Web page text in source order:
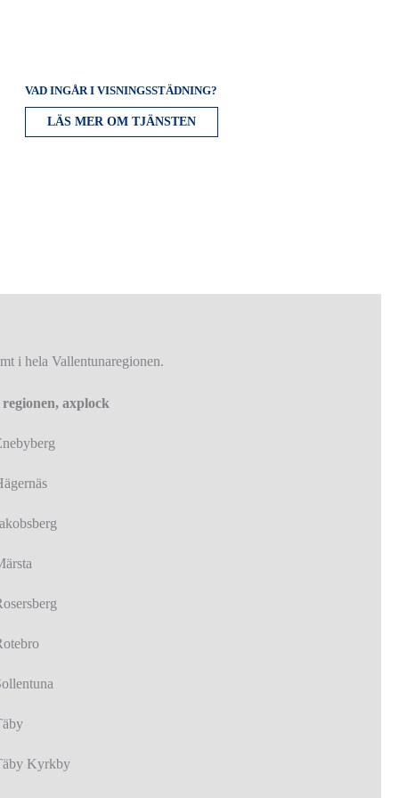
VAD INGÅR I VISNINGSSTÄDNING?
LÄS MER OM TJÄNSTEN
i hela Vallentunaregionen.
axplock
Kyrkby